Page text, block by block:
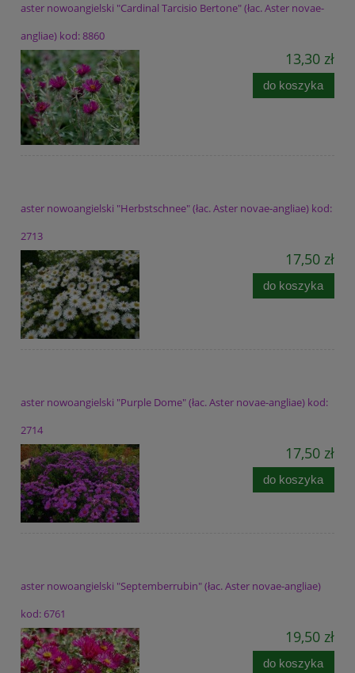
aster nowoangielski "Cardinal Tarcisio Bertone" (łac. Aster novae-
angliae) kod: 8860
13,30 zł
do koszyka
aster nowoangielski "Herbstschnee" (łac. Aster novae-angliae) kod:
2713
17,50 zł
do koszyka
aster nowoangielski "Purple Dome" (łac. Aster novae-angliae) kod:
2714
17,50 zł
do koszyka
aster nowoangielski "Septemberrubin" (łac. Aster novae-angliae)
kod: 6761
19,50 zł
do koszyka